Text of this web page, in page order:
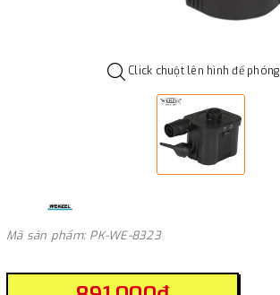
Click chuột lên hình để
Mã sản phẩm: PK-WE-8323